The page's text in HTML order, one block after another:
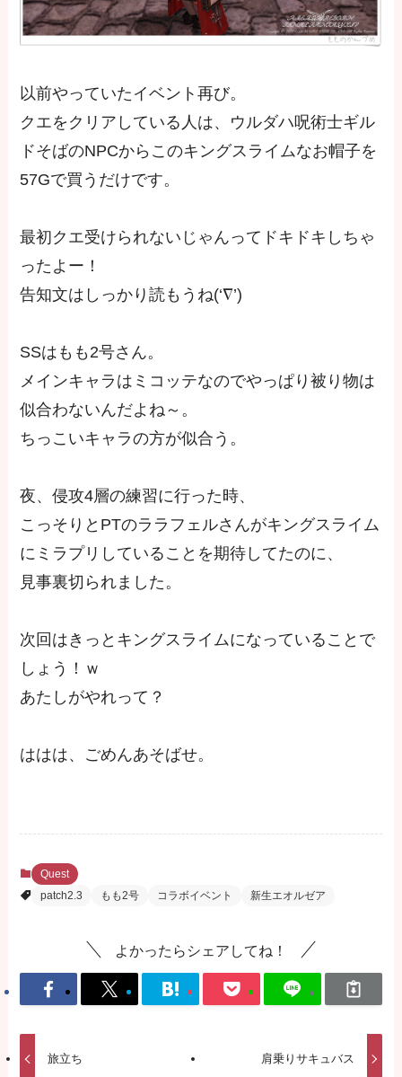
以前やっていたイベント再び。
クエをクリアしている人は、ウルダハ呪術士ギル
ドそばのNPCからこのキングスライムなお帽子を
57Gで買うだけです。
最初クエ受けられないじゃんってドキドキしちゃ
ったよー！
告知文はしっかり読もうね(‘∇’)
SSはもも2号さん。
メインキャラはミコッテなのでやっぱり被り物は
似合わないんだよね～。
ちっこいキャラの方が似合う。
夜、侵攻4層の練習に行った時、
こっそりとPTのララフェルさんがキングスライム
にミラプリしていることを期待してたのに、
見事裏切られました。
次回はきっとキングスライムになっていることで
しょう！ｗ
あたしがやれって？
ははは、ごめんあそばせ。
Quest
patch2.3
もも2号 コラボイベント 新生エオルゼア
よかったらシェアしてね！
旅立ち 肩乗りサキュバス